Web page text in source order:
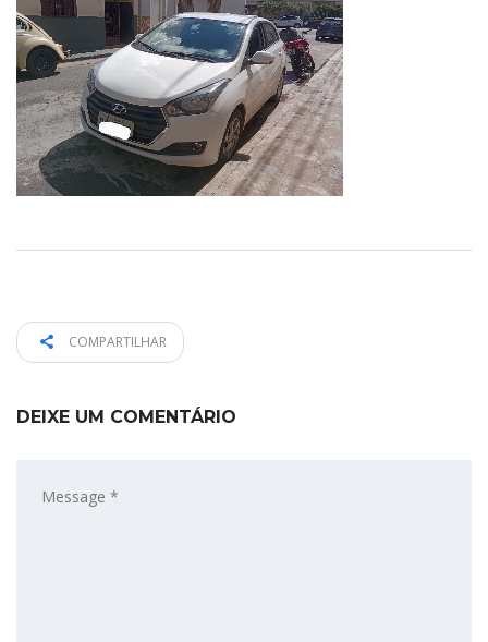
COMPARTILHAR
DEIXE UM COMENTÁRIO